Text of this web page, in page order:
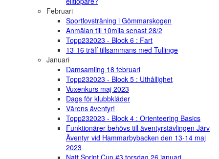
Februari
Sportlovsträning i Gömmarskogen
Anmälan till 10mila senast 28/2
Topp232023 - Block 6 : Fart
13-16 träff tillsammans med Tullinge
Januari
Damsamling 18 februari
Topp232023 - Block 5 : Uthållighet
Vuxenkurs maj 2023
Dags för klubbkläder
Vårens äventyr!
Topp232023 - Block 4 : Orienteering Basics
Funktionärer behövs till äventyrstävlingen Järv
Äventyr vid Hammarbybacken den 13-14 maj
2023
Natt Sprint Cup #3 torsdag 26 januari